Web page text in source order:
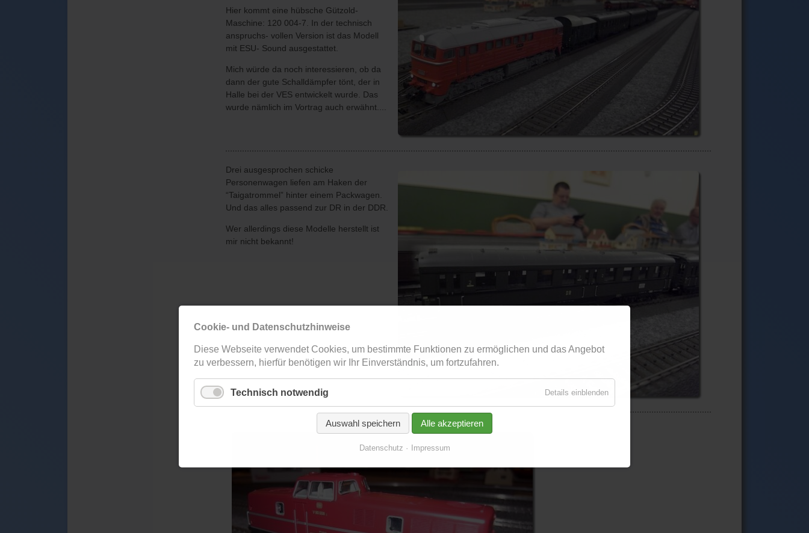
Hier kommt eine hübsche Gützold-
Maschine: 120 004-7. In der technisch
anspruchs- vollen Version ist das Modell
mit ESU- Sound ausgestattet.
Mich würde da noch interessieren, ob da
dann der gute Schalldämpfer tönt, der in
Halle bei der VES entwickelt wurde. Das
wurde nämlich im Vortrag auch erwähnt....
Drei ausgesprochen schicke
Personenwagen liefen am Haken der
“Taigatrommel” hinter einem Packwagen.
Und das alles passend zur DR in der DDR.
Wer allerdings diese Modelle herstellt ist
mir nicht bekannt!
Cookie- und Datenschutzhinweise
Diese Webseite verwendet Cookies, um bestimmte Funktionen zu ermöglichen und das Angebot
zu verbessern, hierfür benötigen wir Ihr Einverständnis, um fortzufahren.
Technisch notwendig Details einblenden
Auswahl speichern Alle akzeptieren
Datenschutz Impressum